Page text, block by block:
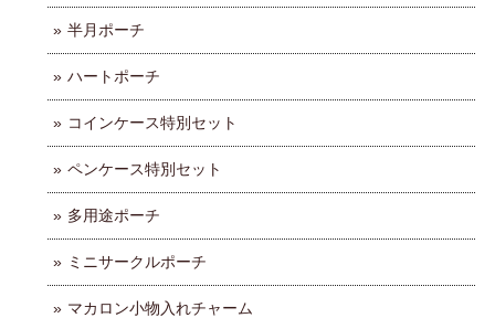
半月ポーチ
ハートポーチ
コインケース特別セット
ペンケース特別セット
多用途ポーチ
ミニサークルポーチ
マカロン小物入れチャーム